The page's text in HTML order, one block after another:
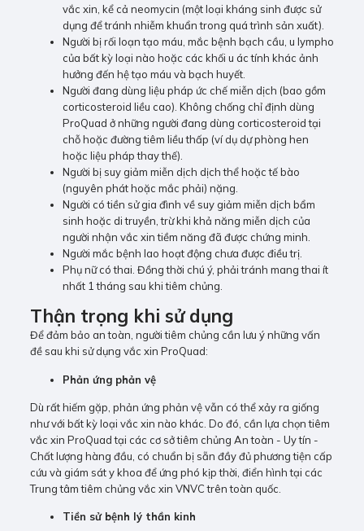
vắc xin, kể cả neomycin (một loại kháng sinh được sử
dụng để tránh nhiễm khuẩn trong quá trình sản xuất).
Người bị rối loạn tạo máu, mắc bệnh bạch cầu, u lympho
của bất kỳ loại nào hoặc các khối u ác tính khác ảnh
hưởng đến hệ tạo máu và bạch huyết.
Người đang dùng liệu pháp ức chế miễn dịch (bao gồm
corticosteroid liều cao). Không chống chỉ định dùng
ProQuad ở những người đang dùng corticosteroid tại
chỗ hoặc đường tiêm liều thấp (ví dụ dự phòng hen
hoặc liệu pháp thay thế).
Người bị suy giảm miễn dịch dịch thể hoặc tế bào
(nguyên phát hoặc mắc phải) nặng.
Người có tiền sử gia đình về suy giảm miễn dịch bẩm
sinh hoặc di truyền, trừ khi khả năng miễn dịch của
người nhận vắc xin tiềm năng đã được chứng minh.
Người mắc bệnh lao hoạt động chưa được điều trị.
Phụ nữ có thai. Đồng thời chú ý, phải tránh mang thai ít
nhất 1 tháng sau khi tiêm chủng.
Thận trọng khi sử dụng
Để đảm bảo an toàn, người tiêm chủng cần lưu ý những vấn
đề sau khi sử dụng vắc xin ProQuad:
Phản ứng phản vệ
Dù rất hiếm gặp, phản ứng phản vệ vẫn có thể xảy ra giống
như với bất kỳ loại vắc xin nào khác. Do đó, cần lựa chọn tiêm
vắc xin ProQuad tại các cơ sở tiêm chủng An toàn - Uy tín -
Chất lượng hàng đầu, có chuẩn bị sẵn đầy đủ phương tiện cấp
cứu và giám sát y khoa để ứng phó kịp thời, điển hình tại các
Trung tâm tiêm chủng vắc xin VNVC trên toàn quốc.
Tiền sử bệnh lý thần kinh